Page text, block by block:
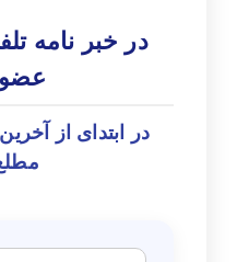
در خبر نامه
در ابتدای از